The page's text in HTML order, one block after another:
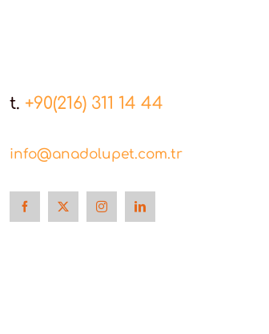
t. +90(216) 311 14 44
info@anadolupet.com.tr